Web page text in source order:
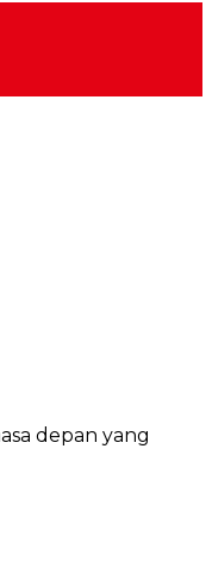
depan yang